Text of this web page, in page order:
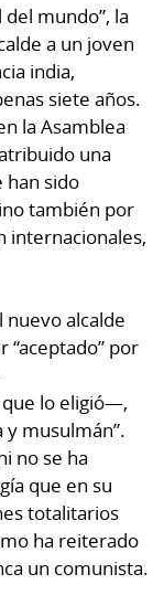
del mundo”, la
a un joven
india,
siete años.
la Asamblea
una
han sido
también por
internacionales,
nuevo alcalde
“aceptado” por
lo eligió—,
y musulmán”.
no se ha
que en su
totalitarios
ha reiterado
un comunista.